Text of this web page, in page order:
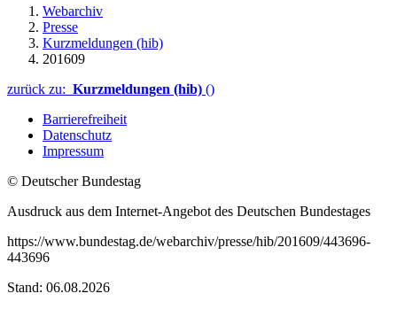
Webarchiv
Presse
Kurzmeldungen (hib)
201609
zurück zu: Kurzmeldungen (hib) ()
Barrierefreiheit
Datenschutz
Impressum
© Deutscher Bundestag
Ausdruck aus dem Internet-Angebot des Deutschen Bundestages
https://www.bundestag.de/webarchiv/presse/hib/201609/443696-
443696
Stand: 06.08.2026